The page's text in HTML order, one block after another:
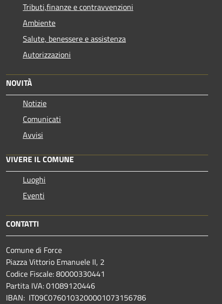
Tributi,finanze e contravvenzioni
Ambiente
Salute, benessere e assistenza
Autorizzazioni
NOVITÀ
Notizie
Comunicati
Avvisi
VIVERE IL COMUNE
Luoghi
Eventi
CONTATTI
Comune di Force
Piazza Vittorio Emanuele II, 2
Codice Fiscale: 80000330441
Partita IVA: 01089120446
IBAN: IT09C0760103200001073156786